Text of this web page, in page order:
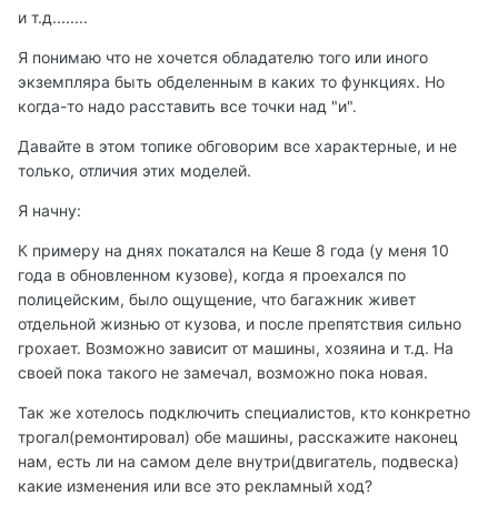
и т.д........
Я понимаю что не хочется обладателю того или иного
экземпляра быть обделенным в каких то функциях. Но
когда-то надо расставить все точки над "и".
Давайте в этом топике обговорим все характерные, и не
только, отличия этих моделей.
Я начну:
К примеру на днях покатался на Кеше 8 года (у меня 10
года в обновленном кузове), когда я проехался по
полицейским, было ощущение, что багажник живет
отдельной жизнью от кузова, и после препятствия сильно
грохает. Возможно зависит от машины, хозяина и т.д. На
своей пока такого не замечал, возможно пока новая.
Так же хотелось подключить специалистов, кто конкретно
трогал(ремонтировал) обе машины, расскажите наконец
нам, есть ли на самом деле внутри(двигатель, подвеска)
какие изменения или все это рекламный ход?